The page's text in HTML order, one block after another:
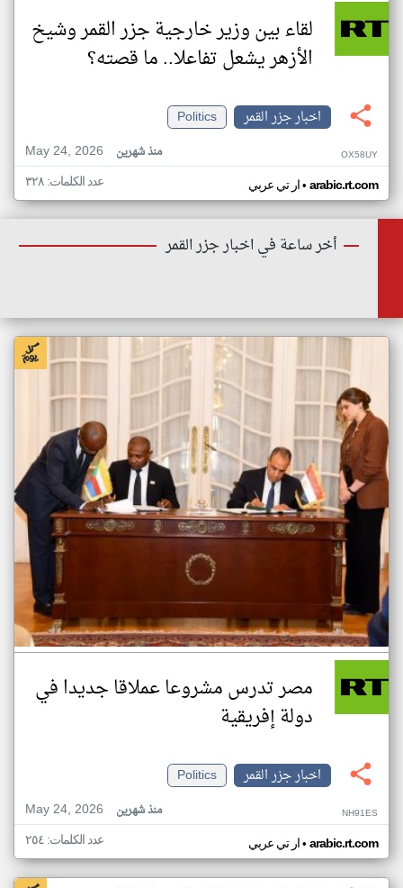
لقاء بين وزير خارجية جزر القمر وشيخ
الأزهر يشعل تفاعلا.. ما قصته؟
اخبار جزر القمر
Politics
May 24, 2026
منذ شهرين OX58UY
ار تي عربي• arabic.rt.com عدد الكلمات: ٣٢٨
أخر ساعة في اخبار جزر القمر
مصر تدرس مشروعا عملاقا جديدا في
دولة إفريقية
اخبار جزر القمر
Politics
May 24, 2026
منذ شهرين NH91ES
ار تي عربي• arabic.rt.com عدد الكلمات: ٢٥٤